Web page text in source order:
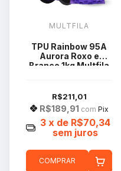
MULTFILA
TPU Rainbow 95A
Aurora Roxo e
Branco 1kg Multfila
R$211,01
R$189,91 com Pix
3 x de R$70,34
sem juros
COMPRAR